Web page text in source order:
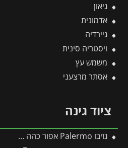
גיאון
אדמונית
גיירדיה
ויסטריה סינית
משמש עץ
אסתר מרצעני
ציוד גינה
גזיבו Palermo אפור כהה 4.3X4.3 מבית פלרם – Canopia